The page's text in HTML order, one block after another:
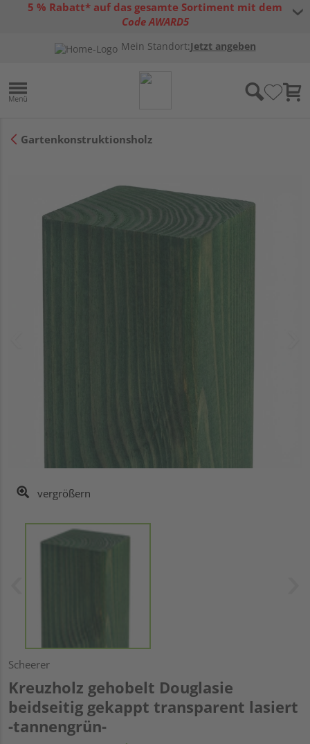
5 % Rabatt* auf das gesamte Sortiment mit dem
Code AWARD5
Gutscheinbedingungen
Mein Standort:Jetzt angeben
Gartenkonstruktionsholz
vergrößern
Scheerer
Kreuzholz gehobelt Douglasie
beidseitig gekappt transparent lasiert
-tannengrün-